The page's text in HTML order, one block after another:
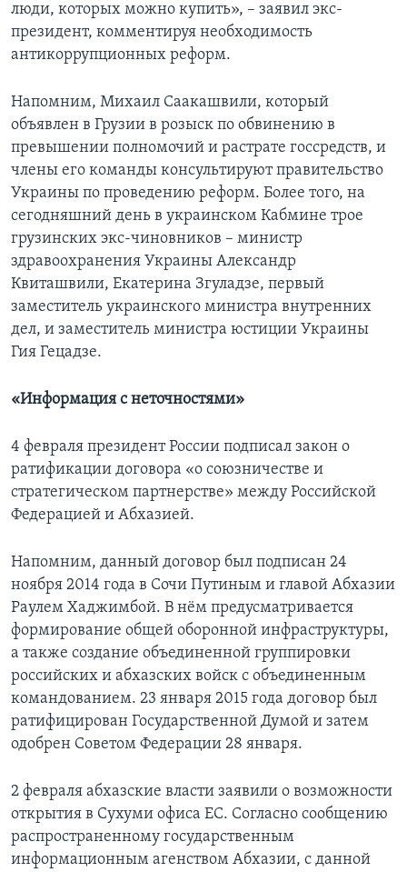
люди, которых можно купить», – заявил экс-
президент, комментируя необходимость
антикоррупционных реформ.
Напомним, Михаил Саакашвили, который
объявлен в Грузии в розыск по обвинению в
превышении полномочий и растрате госсредств, и
члены его команды консультируют правительство
Украины по проведению реформ. Более того, на
сегодняшний день в украинском Кабмине трое
грузинских экс-чиновников – министр
здравоохранения Украины Александр
Квиташвили, Екатерина Згуладзе, первый
заместитель украинского министра внутренних
дел, и заместитель министра юстиции Украины
Гия Гецадзе.
«Информация с неточностями»
4 февраля президент России подписал закон о
ратификации договора «о союзничестве и
стратегическом партнерстве» между Российской
Федерацией и Абхазией.
Напомним, данный договор был подписан 24
ноября 2014 года в Сочи Путиным и главой Абхазии
Раулем Хаджимбой. В нём предусматривается
формирование общей оборонной инфраструктуры,
а также создание объединенной группировки
российских и абхазских войск с объединенным
командованием. 23 января 2015 года договор был
ратифицирован Государственной Думой и затем
одобрен Советом Федерации 28 января.
2 февраля абхазские власти заявили о возможности
открытия в Сухуми офиса ЕС. Cогласно сообщению
распространенному государственным
информационным агенством Абхазии, с данной